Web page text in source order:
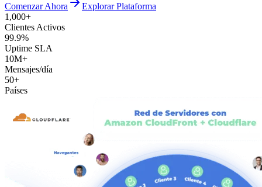
Comenzar Ahora
Explorar Plataforma
1,000+
Clientes Activos
99.9%
Uptime SLA
10M+
Mensajes/día
50+
Países